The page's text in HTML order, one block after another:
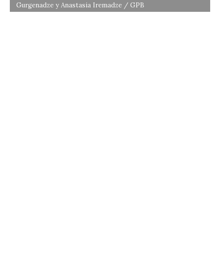
Gurgenadze y Anastasia Iremadze / GPB